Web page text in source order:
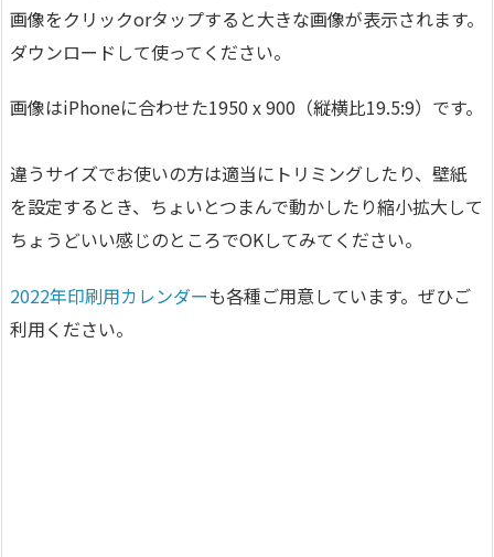
画像をクリックorタップすると大きな画像が表示されます。
ダウンロードして使ってください。
画像はiPhoneに合わせた1950 x 900（縦横比19.5:9）です。
違うサイズでお使いの方は適当にトリミングしたり、壁紙
を設定するとき、ちょいとつまんで動かしたり縮小拡大して
ちょうどいい感じのところでOKしてみてください。
2022年印刷用カレンダーも各種ご用意しています。ぜひご
利用ください。